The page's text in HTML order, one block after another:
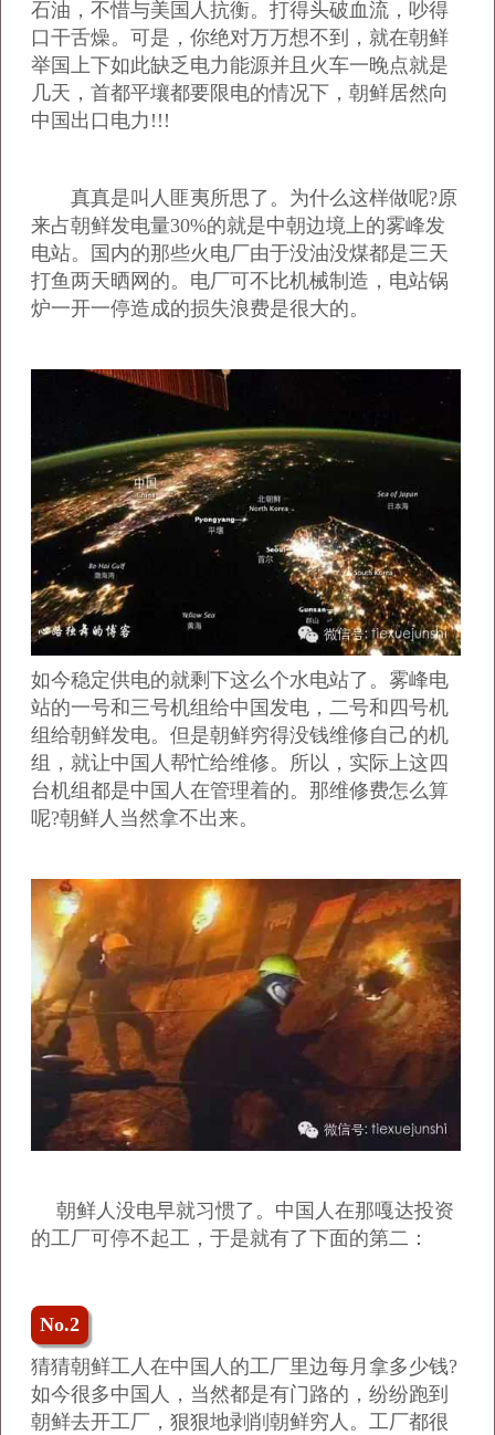
石油，不惜与美国人抗衡。打得头破血流，吵得
口干舌燥。可是，你绝对万万想不到，就在朝鲜
举国上下如此缺乏电力能源并且火车一晚点就是
几天，首都平壤都要限电的情况下，朝鲜居然向
中国出口电力!!!
真真是叫人匪夷所思了。为什么这样做呢?原
来占朝鲜发电量30%的就是中朝边境上的雾峰发
电站。国内的那些火电厂由于没油没煤都是三天
打鱼两天晒网的。电厂可不比机械制造，电站锅
炉一开一停造成的损失浪费是很大的。
如今稳定供电的就剩下这么个水电站了。雾峰电
站的一号和三号机组给中国发电，二号和四号机
组给朝鲜发电。但是朝鲜穷得没钱维修自己的机
组，就让中国人帮忙给维修。所以，实际上这四
台机组都是中国人在管理着的。那维修费怎么算
呢?朝鲜人当然拿不出来。
朝鲜人没电早就习惯了。中国人在那嘎达投资
的工厂可停不起工，于是就有了下面的第二：
No.2
猜猜朝鲜工人在中国人的工厂里边每月拿多少钱?
如今很多中国人，当然都是有门路的，纷纷跑到
朝鲜去开工厂，狠狠地剥削朝鲜穷人。工厂都很